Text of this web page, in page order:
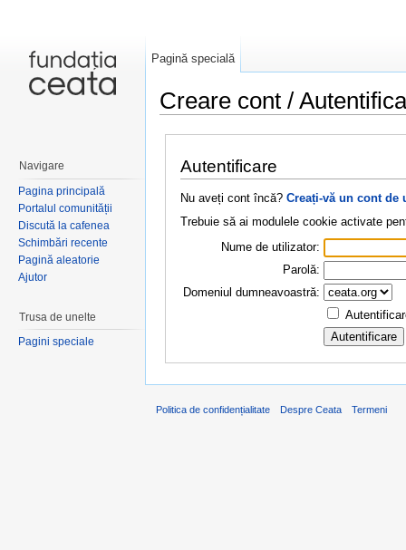
Creare cont /
Autentificare
Nu aveți cont încă? Creați-vă un cont de
Trebuie să ai modulele cookie activate
Nume de utilizator:
Parolă:
Domeniul dumneavoastră:
Pagină specială
Navigare
Pagina principală
Portalul comunității
Discută la cafenea
Schimbări recente
Pagină aleatorie
Ajutor
Trusa de unelte
Pagini speciale
Politica de confidențialitate Despre Ceata Termeni